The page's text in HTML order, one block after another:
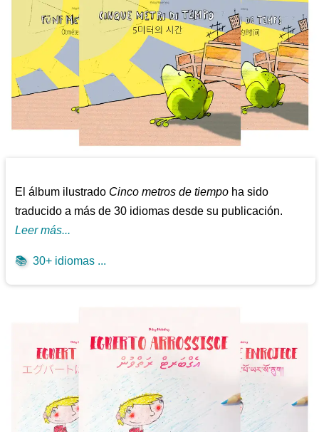
El álbum ilustrado Cinco metros de tiempo ha sido
traducido a más de 30 idiomas desde su publicación.
Leer más...
📚 30+ idiomas ...